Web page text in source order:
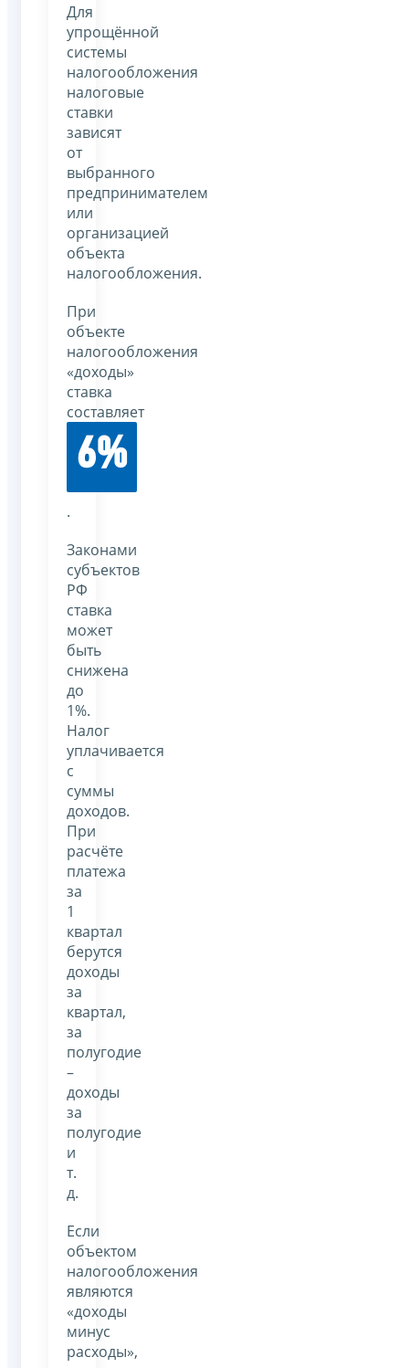
Для
упрощённой
системы
налогообложения
налоговые
ставки
зависят
от
выбранного
предпринимателем
или
организацией
объекта
налогообложения.
При
объекте
налогообложения
«доходы»
ставка
составляет
6%
.
Законами
субъектов
РФ
ставка
может
быть
снижена
до
1%.
Налог
уплачивается
с
суммы
доходов.
При
расчёте
платежа
за
1
квартал
берутся
доходы
за
квартал,
за
полугодие
–
доходы
за
полугодие
и
т.
д.
Если
объектом
налогообложения
являются
«доходы
минус
расходы»,